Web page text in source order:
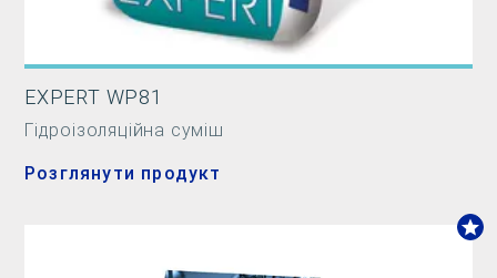
EXPERT WP81
Гідроізоляційна суміш
Розглянути продукт